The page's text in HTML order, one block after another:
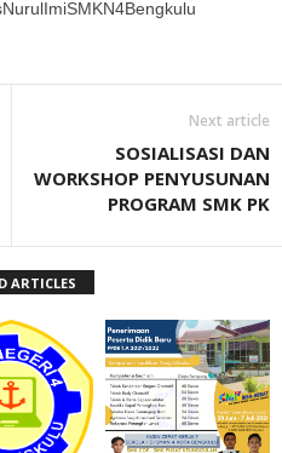
Next article
SOSIALISASI DAN
WORKSHOP PENYUSUNAN
PROGRAM SMK PK
ARTICLES